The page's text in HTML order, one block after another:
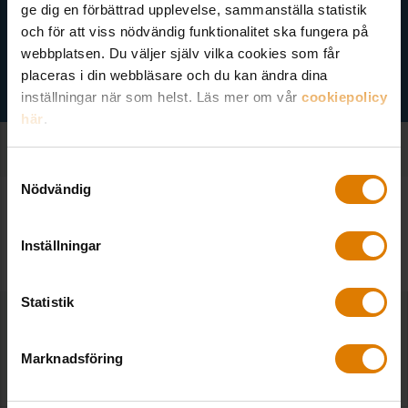
ge dig en förbättrad upplevelse, sammanställa statistik
och för att viss nödvändig funktionalitet ska fungera på
webbplatsen. Du väljer själv vilka cookies som får
placeras i din webbläsare och du kan ändra dina
inställningar när som helst. Läs mer om vår cookiepolicy
här.
Nödvändig
Inställningar
Statistik
Marknadsföring
Välj ämne